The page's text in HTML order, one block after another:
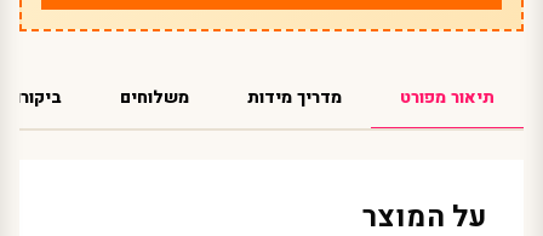
תיאור מפורט מדריך מידות משלוחים ביקורות
על המוצר